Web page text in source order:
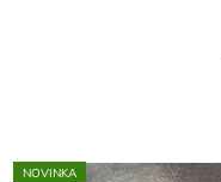
NOVINKA